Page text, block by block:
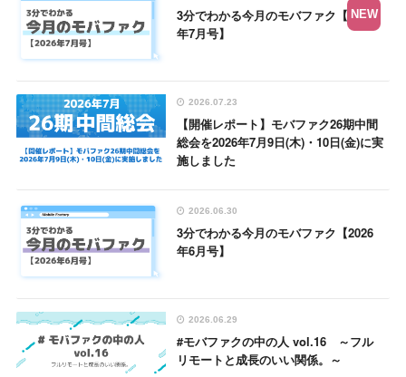
NEW
3分でわかる今月のモバファク【2026
年7月号】
2026.07.23
【開催レポート】モバファク26期中間
総会を2026年7月9日(木)・10日(金)に実
施しました
2026.06.30
3分でわかる今月のモバファク【2026
年6月号】
2026.06.29
#モバファクの中の人 vol.16 ～フル
リモートと成長のいい関係。～